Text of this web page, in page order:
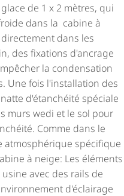
de 1 x 2 mètres, qui
dans la cabine à
dans les
des fixations d'ancrage
la condensation
Une fois l'installation des
d'étanchéité spéciale
murs wedi et le sol pour
Comme dans le
atmosphérique spécifique
à neige: Les éléments
avec des rails de
d'éclairage